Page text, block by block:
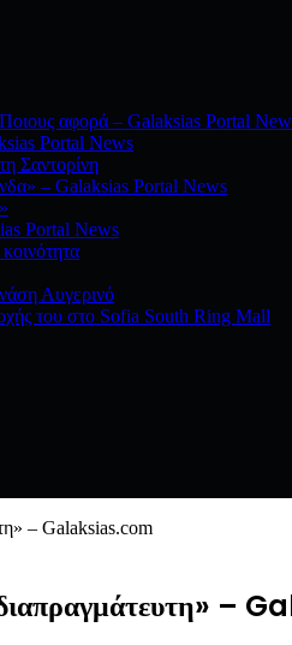
αφορά – Galaksias Portal
Portal News
Σαντορίνη
– Galaksias Portal News
Portal News
Αυγερινό
του στο Sofia South Ring Mall
– Galaksias.com
–